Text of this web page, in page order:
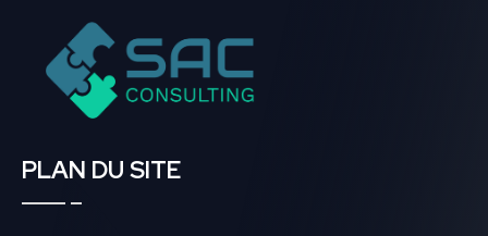
PLAN DU SITE